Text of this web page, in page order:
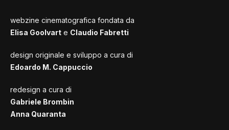
webzine cinematografica fondata da
Elisa Goolvart e Claudio Fabretti
design originale e sviluppo a cura di
Edoardo M. Cappuccio
redesign a cura di
Gabriele Brombin
Anna Quaranta